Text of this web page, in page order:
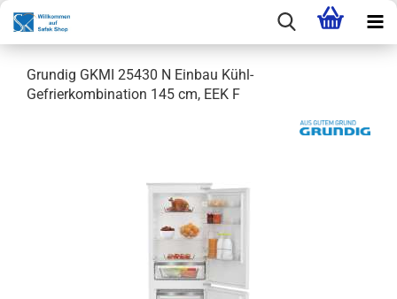
Grundig GKMI 25430 N Einbau Kühl-
Gefrierkombination 145 cm, EEK F